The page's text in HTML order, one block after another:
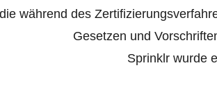
während des
Gesetzen und
Sprinklr wurde